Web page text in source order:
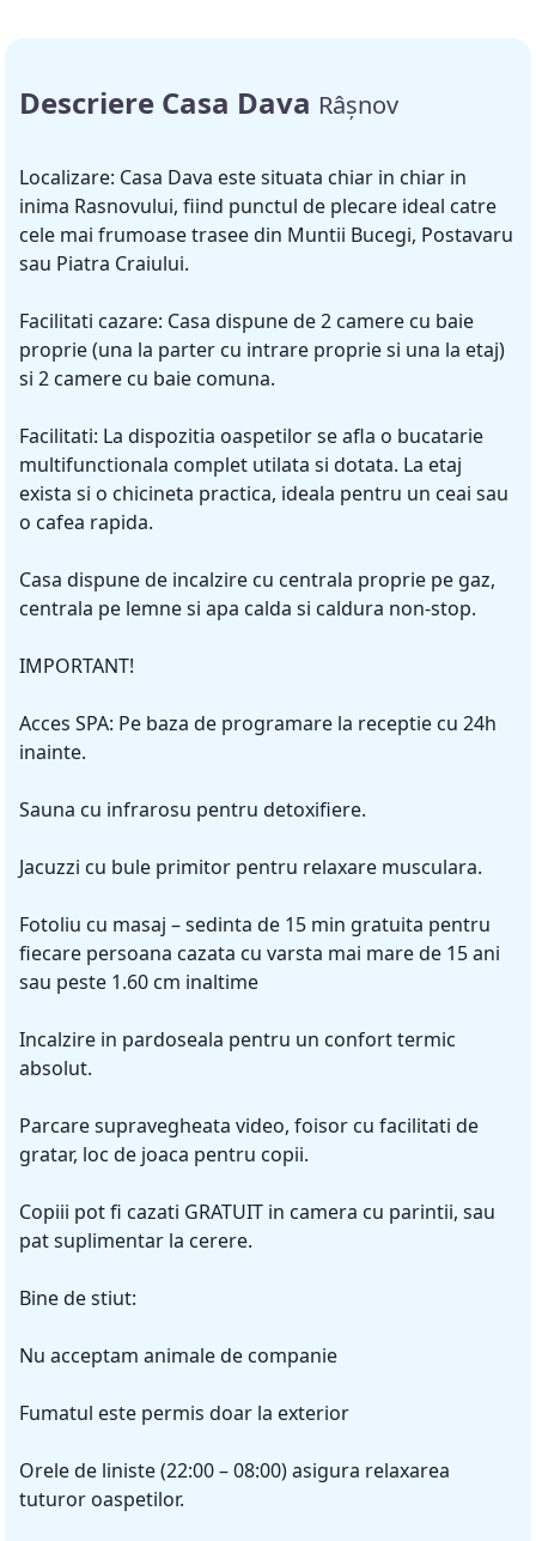
Descriere Casa Dava Râșnov
Localizare: Casa Dava este situata chiar in chiar in
inima Rasnovului, fiind punctul de plecare ideal catre
cele mai frumoase trasee din Muntii Bucegi, Postavaru
sau Piatra Craiului.
Facilitati cazare: Casa dispune de 2 camere cu baie
proprie (una la parter cu intrare proprie si una la etaj)
si 2 camere cu baie comuna.
Facilitati: La dispozitia oaspetilor se afla o bucatarie
multifunctionala complet utilata si dotata. La etaj
exista si o chicineta practica, ideala pentru un ceai sau
o cafea rapida.
Casa dispune de incalzire cu centrala proprie pe gaz,
centrala pe lemne si apa calda si caldura non-stop.
IMPORTANT!
Acces SPA: Pe baza de programare la receptie cu 24h
inainte.
Sauna cu infrarosu pentru detoxifiere.
Jacuzzi cu bule primitor pentru relaxare musculara.
Fotoliu cu masaj – sedinta de 15 min gratuita pentru
fiecare persoana cazata cu varsta mai mare de 15 ani
sau peste 1.60 cm inaltime
Incalzire in pardoseala pentru un confort termic
absolut.
Parcare supravegheata video, foisor cu facilitati de
gratar, loc de joaca pentru copii.
Copiii pot fi cazati GRATUIT in camera cu parintii, sau
pat suplimentar la cerere.
Bine de stiut:
Nu acceptam animale de companie
Fumatul este permis doar la exterior
Orele de liniste (22:00 – 08:00) asigura relaxarea
tuturor oaspetilor.